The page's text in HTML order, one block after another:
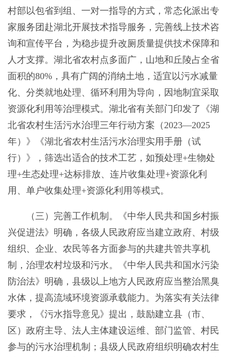
村部以包省到组、一对一指导的方式，常态化派出专
家服务团赴湖北开展技术指导服务，完善线上技术咨
询和宣传平台，为稳步提升改厕质量提供技术保障和
人才支撑。湖北省农村点多面广，山地和丘陵占全省
面积的80%，具有广阔的消纳土地，适宜以污水减量
化、分类就地处理、循环利用为导向，因地制宜采取
资源化利用等治理模式。湖北省有关部门印发了《湖
北省农村生活污水治理三年行动方案（2023—2025
年）》《湖北省农村生活污水治理实用手册（试
行）》，筛选出适合的技术工艺，如预处理+生物处
理+生态处理+达标排放、连片收集处理+资源化利
用、单户收集处理+资源化利用等模式。
（三）完善工作机制。《中华人民共和国乡村振
兴促进法》明确，各级人民政府应当建立政府、村级
组织、企业、农民等各方面参与的共建共管共享机
制，治理农村垃圾和污水。《中华人民共和国水污染
防治法》明确，县级以上地方人民政府应当整治黑臭
水体，提高流域环境资源承载能力。为落实有关法律
要求，《污水指导意见》提出，鼓励建立县（市、
区）政府主导、法人主体建设运维、部门监管、村民
参与的污水治理机制；县级人民政府组织明确农村生